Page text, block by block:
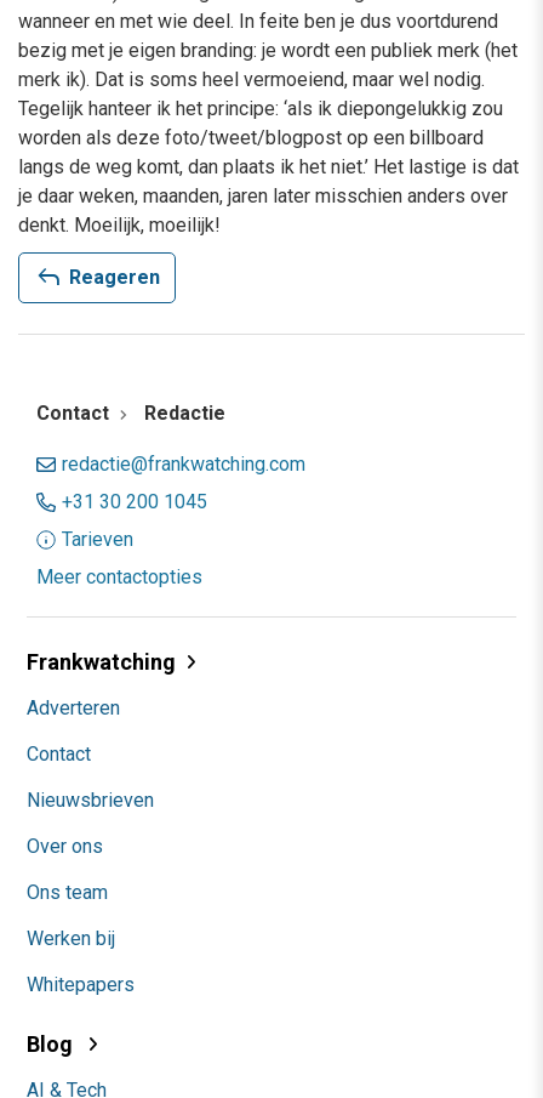
wanneer en met wie deel. In feite ben je dus voortdurend
bezig met je eigen branding: je wordt een publiek merk (het
merk ik). Dat is soms heel vermoeiend, maar wel nodig.
Tegelijk hanteer ik het principe: ‘als ik diepongelukkig zou
worden als deze foto/tweet/blogpost op een billboard
langs de weg komt, dan plaats ik het niet.’ Het lastige is dat
je daar weken, maanden, jaren later misschien anders over
denkt. Moeilijk, moeilijk!
reply Reageren
Contact Redactie
redactie@frankwatching.com
+31 30 200 1045
Tarieven
Meer contactopties
Frankwatching
Adverteren
Contact
Nieuwsbrieven
Over ons
Ons team
Werken bij
Whitepapers
Blog
AI & Tech